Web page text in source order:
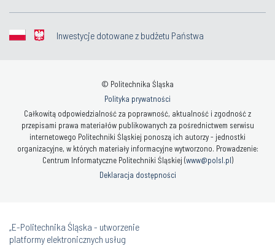
Inwestycje dotowane z budżetu Państwa
© Politechnika Śląska
Polityka prywatności
Całkowitą odpowiedzialność za poprawność, aktualność i zgodność z
przepisami prawa materiałów publikowanych za pośrednictwem serwisu
internetowego Politechniki Śląskiej ponoszą ich autorzy - jednostki
organizacyjne, w których materiały informacyjne wytworzono. Prowadzenie:
Centrum Informatyczne Politechniki Śląskiej (www@polsl.pl)
Deklaracja dostępności
„E-Politechnika Śląska - utworzenie
platformy elektronicznych usług